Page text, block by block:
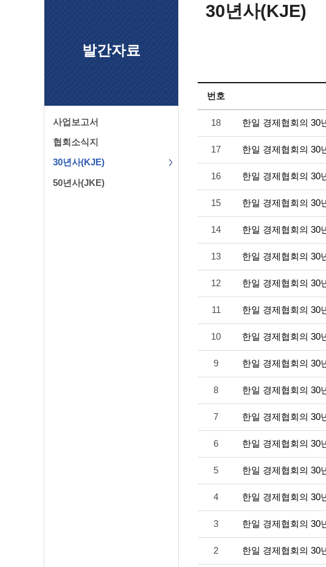
발간자료
사업보고서
협회소식지
30년사(KJE)
50년사(JKE)
30년사(KJE)
번호
18 한일 경제협회의 30
17 한일 경제협회의 30
16 한일 경제협회의 30
15 한일 경제협회의 30
14 한일 경제협회의 30
13 한일 경제협회의 30
12 한일 경제협회의 30
11 한일 경제협회의 30
10 한일 경제협회의 30
9 한일 경제협회의 30
8 한일 경제협회의 30
7 한일 경제협회의 30
6 한일 경제협회의 30
5 한일 경제협회의 30
4 한일 경제협회의 30
3 한일 경제협회의 30
2 한일 경제협회의 30